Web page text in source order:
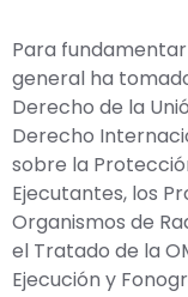
Para
general ha
Derecho de la
Derecho
sobre la
Ejecutantes, los
Organismos de
el Tratado de la
Ejecución y